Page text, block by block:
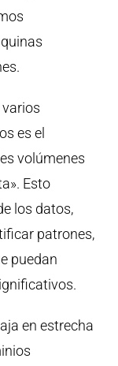
es el
volúmenes
Esto
los datos,
patrones,
puedan
en estrecha